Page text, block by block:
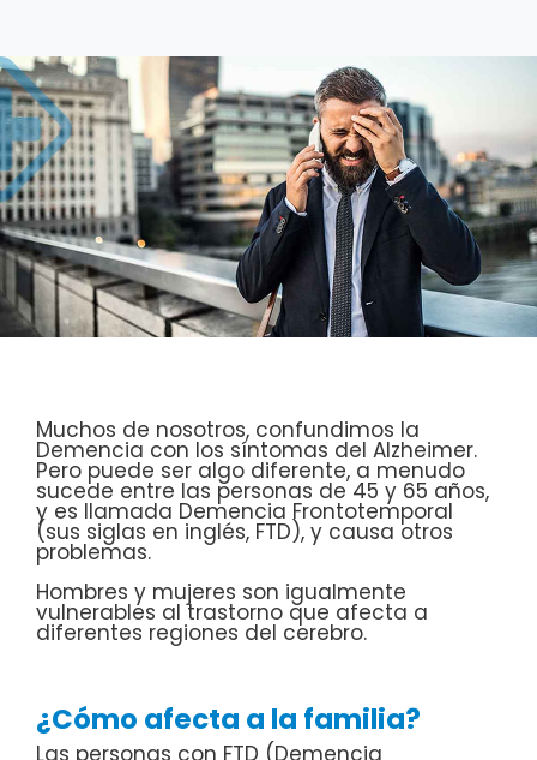
Muchos de nosotros, confundimos la
Demencia con los síntomas del Alzheimer.
Pero puede ser algo diferente, a menudo
sucede entre las personas de 45 y 65 años,
y es llamada Demencia Frontotemporal
(sus siglas en inglés, FTD), y causa otros
problemas.
Hombres y mujeres son igualmente
vulnerables al trastorno que afecta a
diferentes regiones del cerebro.
¿Cómo afecta a la familia?